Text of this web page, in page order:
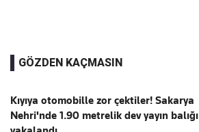
GÖZDEN KAÇMASIN
Kıyıya otomobille zor çektiler! Sakarya
Nehri'nde 1.90 metrelik dev yayın balığı